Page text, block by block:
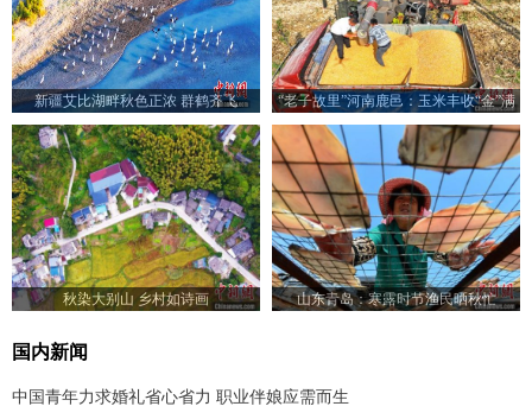
新疆艾比湖畔秋色正浓 群鹤齐飞
“老子故里”河南鹿邑：玉米丰收“金”满
仓
秋染大别山 乡村如诗画 山东青岛：寒露时节渔民晒秋忙
国内新闻
中国青年力求婚礼省心省力 职业伴娘应需而生